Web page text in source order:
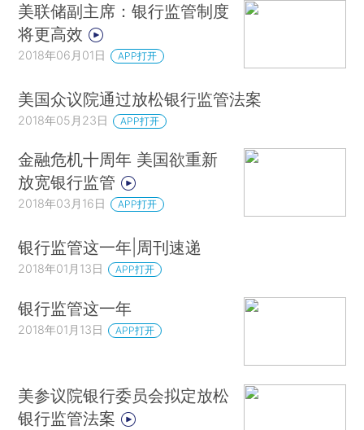
美联储副主席：银行监管制度
将更高效
2018年06月01日 APP打开
美国众议院通过放松银行监管法案
2018年05月23日 APP打开
金融危机十周年 美国欲重新
放宽银行监管
2018年03月16日 APP打开
银行监管这一年|周刊速递
2018年01月13日 APP打开
银行监管这一年
2018年01月13日 APP打开
美参议院银行委员会拟定放松
银行监管法案